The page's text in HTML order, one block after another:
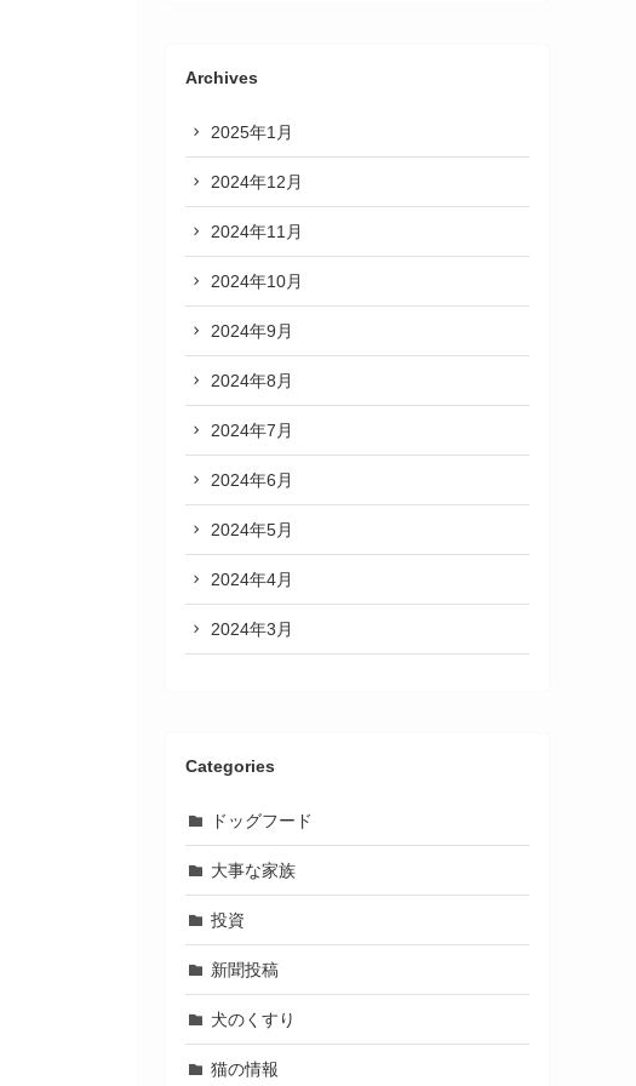
Archives
2025年1月
2024年12月
2024年11月
2024年10月
2024年9月
2024年8月
2024年7月
2024年6月
2024年5月
2024年4月
2024年3月
Categories
ドッグフード
大事な家族
投資
新聞投稿
犬のくすり
猫の情報